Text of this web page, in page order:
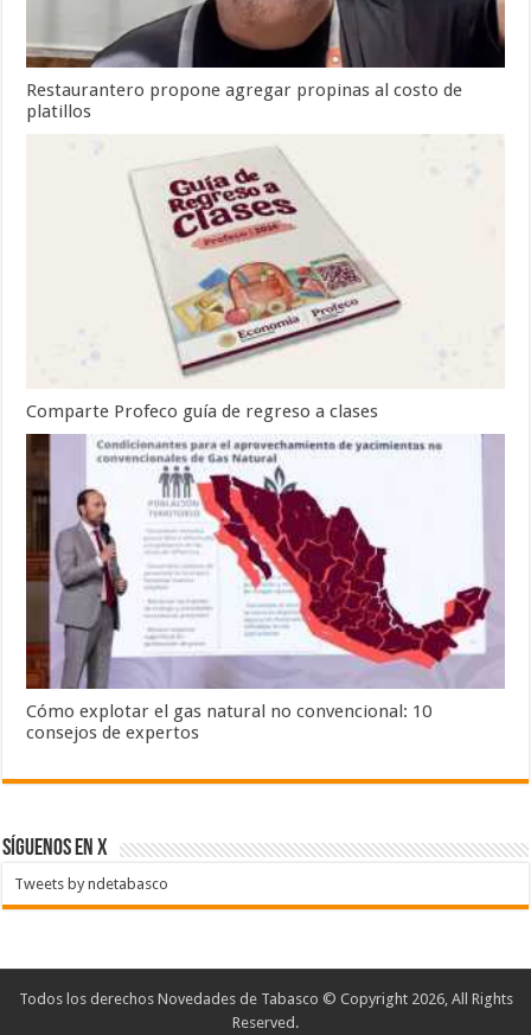
Restaurantero propone agregar propinas al costo de
platillos
Comparte Profeco guía de regreso a clases
Cómo explotar el gas natural no convencional: 10
consejos de expertos
SÍGUENOS EN X
Tweets by ndetabasco
Todos los derechos Novedades de Tabasco © Copyright 2026, All Rights
Reserved.